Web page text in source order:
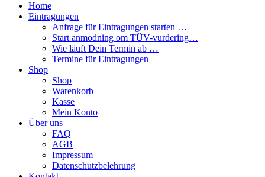
Home
Eintragungen
Anfrage für Eintragungen starten …
Start anmodning om TÜV-vurdering…
Wie läuft Dein Termin ab …
Termine für Eintragungen
Shop
Shop
Warenkorb
Kasse
Mein Konto
Über uns
FAQ
AGB
Impressum
Datenschutzbelehrung